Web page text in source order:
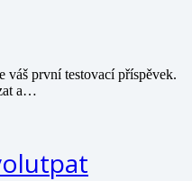
váš první testovací příspěvek.
a…